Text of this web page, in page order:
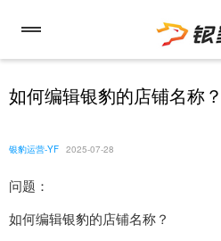
如何编辑银豹的店铺名称？
银豹运营-YF 2025-07-28
问题：
如何编辑银豹的店铺名称？